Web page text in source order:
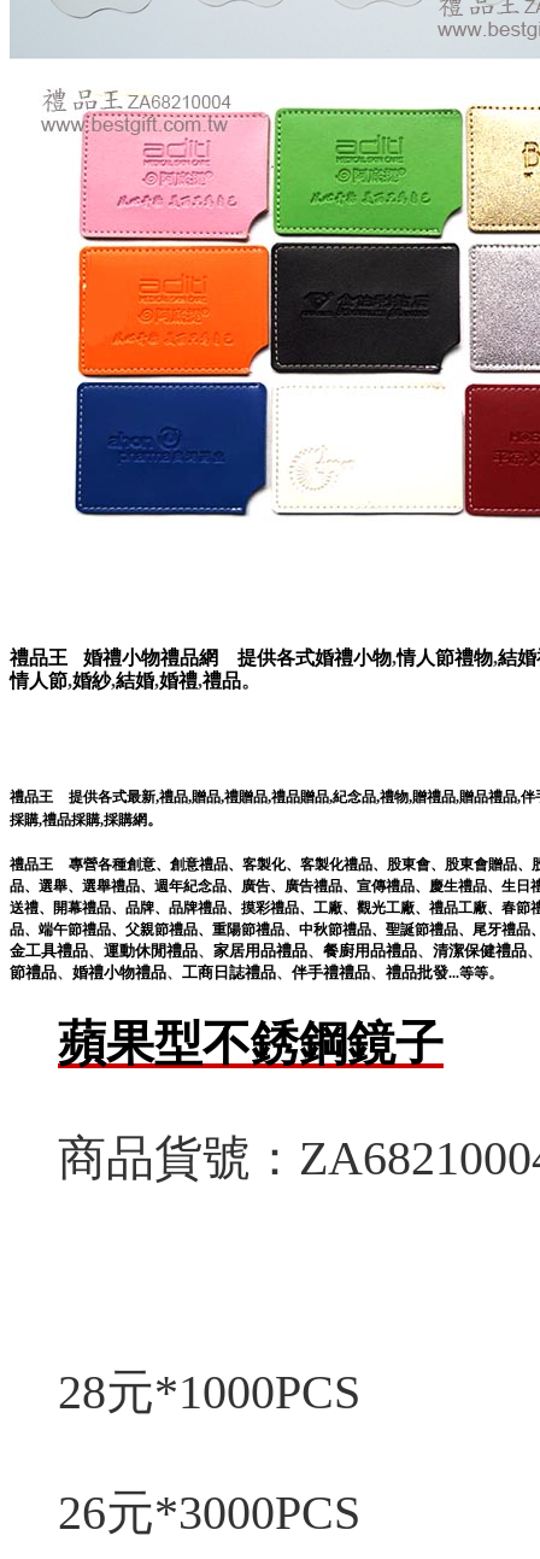
禮品王 婚禮小物禮品網 提供各式婚禮小物,情人節禮物,結
情人節,婚紗,結婚,婚禮,禮品。
禮品王 提供各式最新,禮品,贈品,禮贈品,禮品贈品,紀念品,禮物,贈禮品,贈品禮品,伴
採購,禮品採購,採購網。
禮品王 專營各種創意、 創意禮品、 客製化、 客製化禮品、 股東會、 股東會贈品、
品、 選舉、 選舉禮品、 週年紀念品、 廣告、 廣告禮品、 宣傳禮品、 慶生禮品、 生日
送禮、 開幕禮品、 品牌、 品牌禮品、 摸彩禮品、 工廠、 觀光工廠、 禮品工廠、 春節
品、 端午節禮品、 父親節禮品、 重陽節禮品、 中秋節禮品、 聖誕節禮品、 尾牙禮品
金工具禮品、 運動休閒禮品、 家居用品禮品、 餐廚用品禮品、 清潔保健禮品
節禮品、 婚禮小物禮品、 工商日誌禮品、 伴手禮禮品、 禮品批發...等等。
蘋果型不銹鋼鏡子
商品貨號：
28元*1000PCS
26元*3000PCS